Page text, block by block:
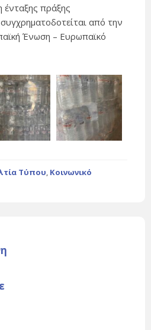
πράξης
από την
Ένωση – Ευρωπαϊκό
Τύπου, Κοινωνικό